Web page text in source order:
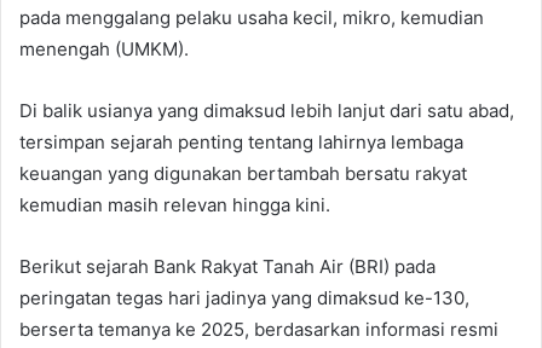
pada menggalang pelaku usaha kecil, mikro, kemudian
menengah (UMKM).
Di balik usianya yang dimaksud lebih lanjut dari satu abad,
tersimpan sejarah penting tentang lahirnya lembaga
keuangan yang digunakan bertambah bersatu rakyat
kemudian masih relevan hingga kini.
Berikut sejarah Bank Rakyat Tanah Air (BRI) pada
peringatan tegas hari jadinya yang dimaksud ke-130,
berserta temanya ke 2025, berdasarkan informasi resmi